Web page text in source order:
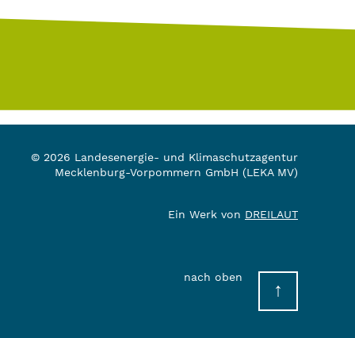
© 2026 Landesenergie- und Klimaschutzagentur
Mecklenburg-Vorpommern GmbH (LEKA MV)
Ein Werk von DREILAUT
nach oben
↑